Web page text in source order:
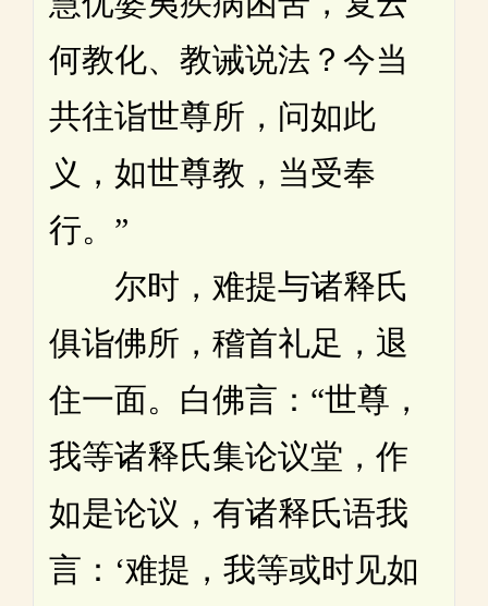
何教化、教诫说法？今当
共往诣世尊所，问如此
义，如世尊教，当受奉
行。”
尔时，难提与诸释氏
俱诣佛所，稽首礼足，退
住一面。白佛言：“世尊，
我等诸释氏集论议堂，作
如是论议，有诸释氏语我
言：‘难提，我等或时见如